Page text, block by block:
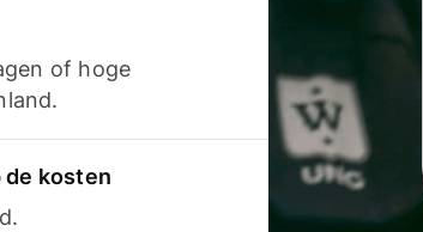
of hoge
de kosten